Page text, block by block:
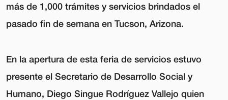
más de 1,000 trámites y servicios brindados el
pasado fin de semana en Tucson, Arizona.
En la apertura de esta feria de servicios estuvo
presente el Secretario de Desarrollo Social y
Humano, Diego Singue Rodríguez Vallejo quien